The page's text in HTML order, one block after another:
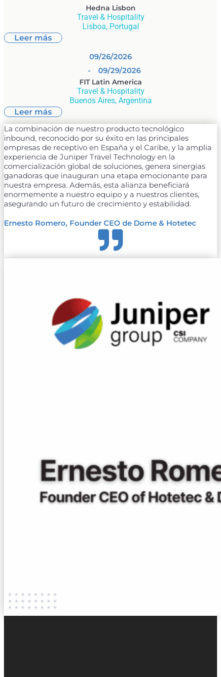
Hedna Lisbon
Travel & Hospitality
Lisboa, Portugal
Leer más
09/26/2026
- 09/29/2026
FIT Latin America
Travel & Hospitality
Buenos Aires, Argentina
Leer más
La combinación de nuestro producto tecnológico
inbound, reconocido por su éxito en las principales
empresas de receptivo en España y el Caribe, y la amplia
experiencia de Juniper Travel Technology en la
comercialización global de soluciones, genera sinergias
ganadoras que inauguran una etapa emocionante para
nuestra empresa. Además, esta alianza beneficiará
enormemente a nuestro equipo y a nuestros clientes,
asegurando un futuro de crecimiento y estabilidad.
Ernesto Romero, Founder CEO de Dome & Hotetec